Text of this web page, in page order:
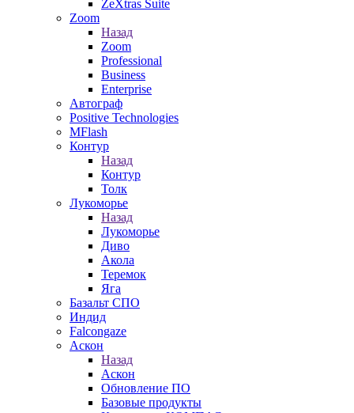
ZeXtras Suite
Zoom
Назад
Zoom
Professional
Business
Enterprise
Автограф
Positive Technologies
MFlash
Контур
Назад
Контур
Толк
Лукоморье
Назад
Лукоморье
Диво
Акола
Теремок
Яга
Базальт СПО
Индид
Falcongaze
Аскон
Назад
Аскон
Обновление ПО
Базовые продукты